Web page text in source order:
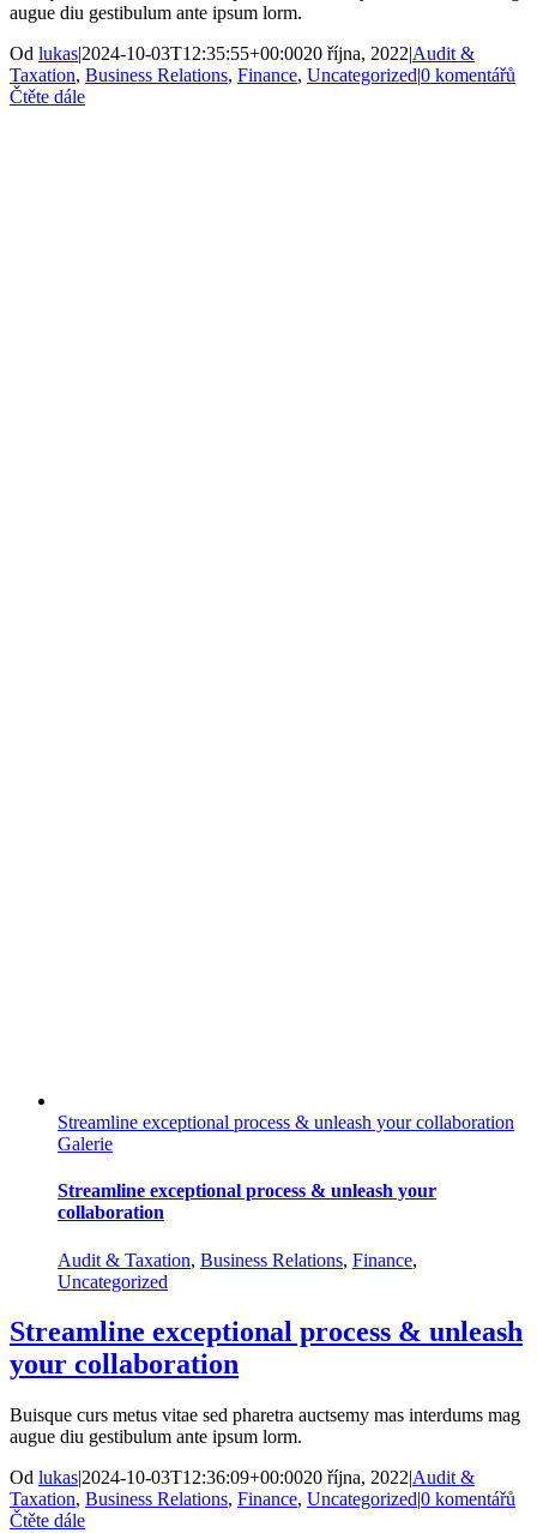
augue diu gestibulum ante ipsum lorm.
Od lukas|2024-10-03T12:35:55+00:0020 října, 2022|Audit &
Taxation, Business Relations, Finance, Uncategorized|0 komentářů
Čtěte dále
Streamline exceptional process & unleash your collaboration
Galerie
Streamline exceptional process & unleash your
collaboration
Audit & Taxation, Business Relations, Finance,
Uncategorized
Streamline exceptional process & unleash
your collaboration
Buisque curs metus vitae sed pharetra auctsemy mas interdums mag
augue diu gestibulum ante ipsum lorm.
Od lukas|2024-10-03T12:36:09+00:0020 října, 2022|Audit &
Taxation, Business Relations, Finance, Uncategorized|0 komentářů
Čtěte dále